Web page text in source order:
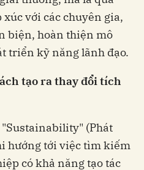
với các chuyên gia,
biện, hoàn thiện mô
triển kỹ năng lãnh đạo.
tạorathayđổitích
(Phát
hướng tới việc tìm kiếm
có khả năng tạo tác